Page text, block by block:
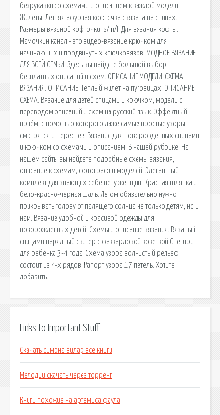
безрукавки со схемами и описанием к каждой модели.
Жилеты. Летняя ажурная кофточка связана на спицах.
Размеры вязаной кофточки: s/m/l. Для вязания кофты.
Мамочкин канал - это видео-вязание крючком для
начинающих и продвинутых крючковязов. МОДНОЕ ВЯЗАНИЕ
ДЛЯ ВСЕЙ СЕМЬИ. Здесь вы найдете большой выбор
бесплатных описаний и схем. ОПИСАНИЕ МОДЕЛИ. СХЕМА
ВЯЗАНИЯ. ОПИСАНИЕ. Теплый жилет на пуговицах. ОПИСАНИЕ
СХЕМА. Вязание для детей спицами и крючком, модели с
переводом описаний и схем на русский язык. Эффектный
приём, с помощью которого даже самые простые узоры
смотрятся интереснее. Вязание для новорожденных спицами
и крючком со схемами и описанием. В нашей рубрике. На
нашем сайты вы найдете подробные схемы вязания,
описание к схемам, фотографии моделей. Элегантный
комплект для знающих себе цену женщин. Красная шляпка и
бело-красно-черная шаль. Летом обязательно нужно
прикрывать голову от палящего солнца не только детям, но и
нам. Вязание удобной и красивой одежды для
новорожденных детей. Схемы и описание вязания. Вязаный
спицами нарядный свитер с жаккардовой кокеткой Снегири
для ребёнка 3-4 года. Схема узора волнистый рельеф
состоит из 4-х рядов. Рапорт узора 17 петель. Хотите
добавить.
Links to Important Stuff
Скачать симона вилар все книги
Мелодии скачать через торрент
Книги похожие на артемиса фаула